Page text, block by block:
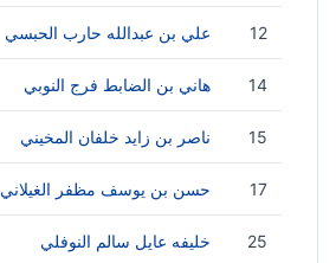
12 علي بن عبدالله حارب الحبسي
14 هاني بن الضابط فرج النوبي
15 ناصر بن زايد خلفان المخيني
17 حسن بن يوسف مظفر الغيلاني
25 خليفه عايل سالم النوفلي